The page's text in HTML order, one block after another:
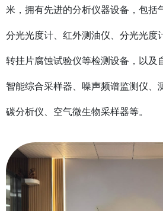
米，拥有先进的分析仪器设备，包括
分光光度计、红外测油仪、分光光度
转挂片腐蚀试验仪等检测设备，以及
智能综合采样器、噪声频谱监测仪、
碳分析仪、空气微生物采样器等。